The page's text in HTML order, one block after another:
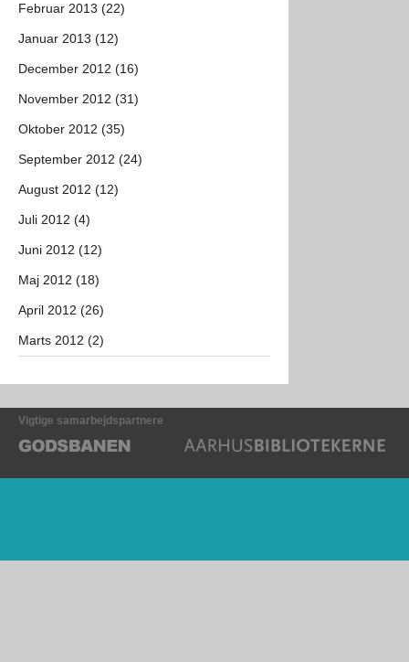
Februar 2013 (22)
Januar 2013 (12)
December 2012 (16)
November 2012 (31)
Oktober 2012 (35)
September 2012 (24)
August 2012 (12)
Juli 2012 (4)
Juni 2012 (12)
Maj 2012 (18)
April 2012 (26)
Marts 2012 (2)
Vigtige samarbejdspartnere